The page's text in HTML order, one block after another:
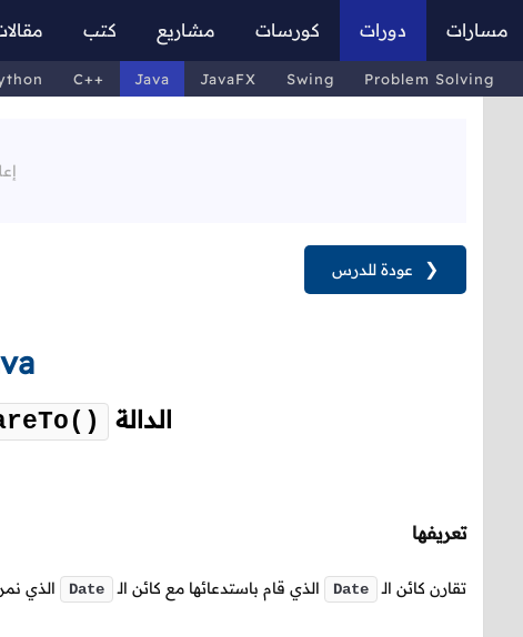
مسارات دورات كورسات مشاريع كتب
C++ Java JavaFX Swing Problem Solving
❮ عودة للدرس
الدالة
تعريفها
تقارن كائن الـ Date الذي قام باستدعائها مع كائن الـ Date الذي